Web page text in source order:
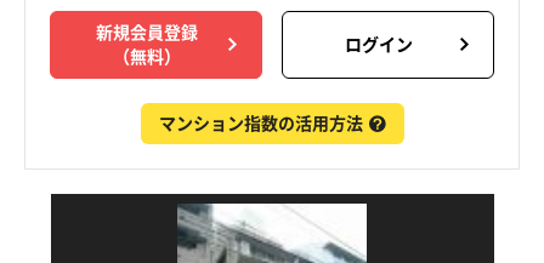
新規会員登録
（無料）
ログイン
マンション指数の活用方法